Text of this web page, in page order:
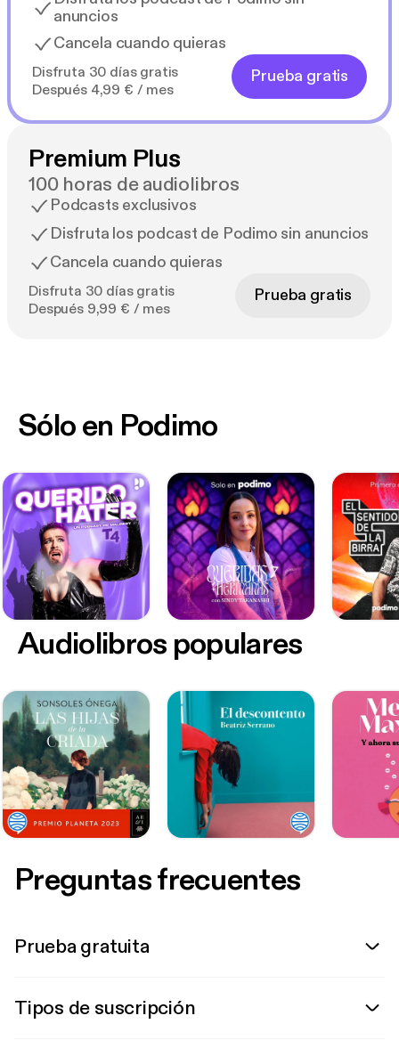
anuncios
Cancela cuando quieras
Disfruta 30 días gratis
Después 4,99 € / mes
Prueba gratis
Premium Plus
100 horas de audiolibros
Podcasts exclusivos
Disfruta los podcast de Podimo sin anuncios
Cancela cuando quieras
Disfruta 30 días gratis
Después 9,99 € / mes
Prueba gratis
Sólo en Podimo
Audiolibros populares
Preguntas frecuentes
Prueba gratuita
Tipos de suscripción